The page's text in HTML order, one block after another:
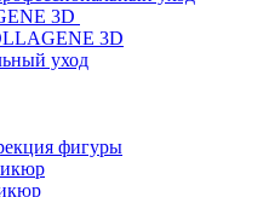
3D
3D
уход
фигуры